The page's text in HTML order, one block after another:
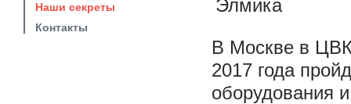
Наши секреты
Контакты
В Москве в ЦВК
2017 года
оборудования